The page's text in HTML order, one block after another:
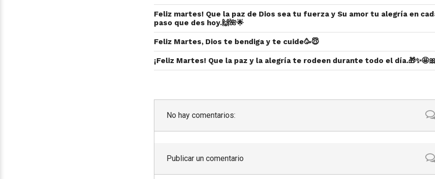
Feliz martes! Que la paz de Dios sea tu fuerza y Su amor tu alegría en
paso que des hoy.🙌🌺🌟
Feliz Martes, Dios te bendiga y te cuide🥳😇
¡Feliz Martes! Que la paz y la alegría te rodeen durante todo el
No hay comentarios:
Publicar un comentario